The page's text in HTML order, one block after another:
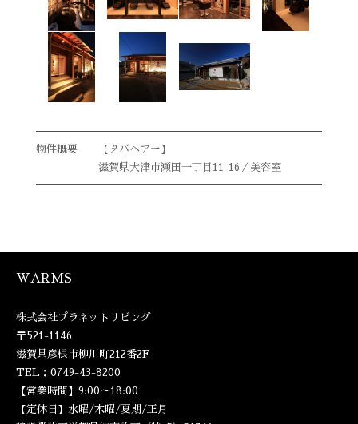
【タバヘアー】
滋賀県大津市瀬田一丁目11-16／美容室
WARMS
株式会社プラネットリビング
〒521-1146
滋賀県彦根市柳川町212番2F
TEL：0749-43-8200
【営業時間】9:00～18:00
【定休日】水曜/木曜/夏期/正月